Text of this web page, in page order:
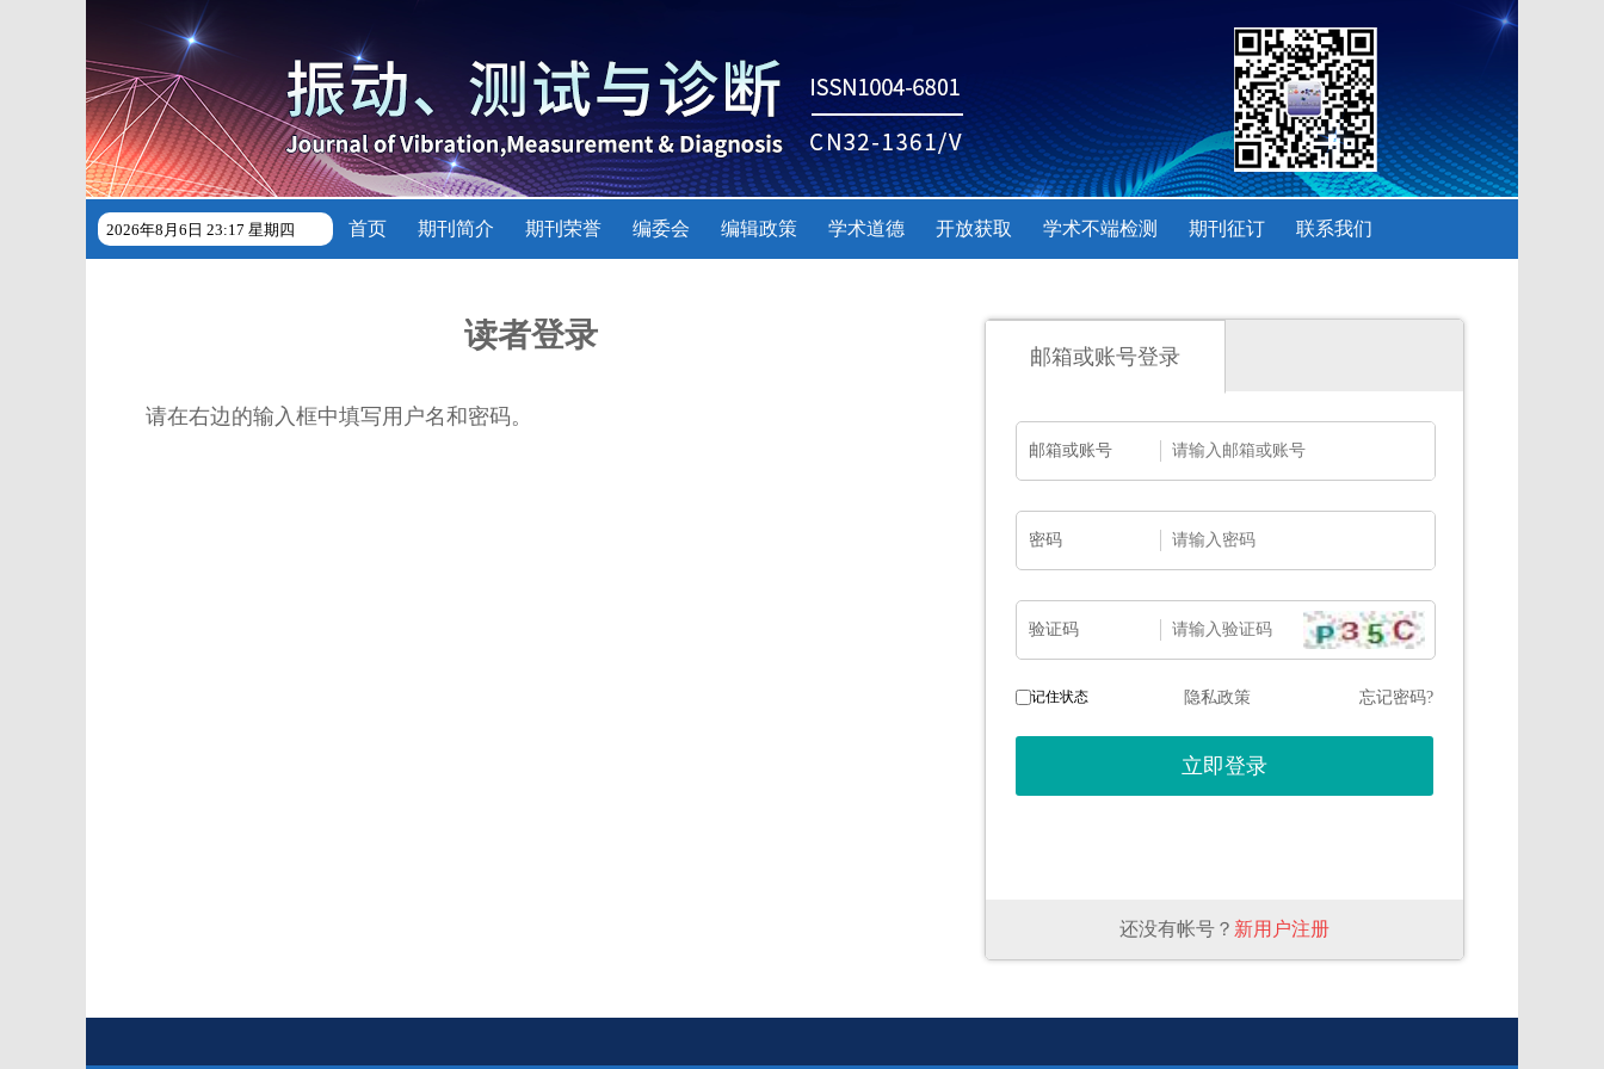
2026年8月6日 23:17 星期四 首页 期刊简介 期刊荣誉 编委会 编辑政策 学术道德 开放获取 学术不端检测 期刊征订 联系我们
读者登录
请在右边的输入框中填写用户名和密码。
邮箱或账号登录
邮箱或账号
密码
验证码
记住状态 隐私政策 忘记密码?
还没有帐号？ 新用户注册